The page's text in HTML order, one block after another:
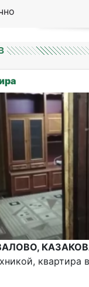
квартира